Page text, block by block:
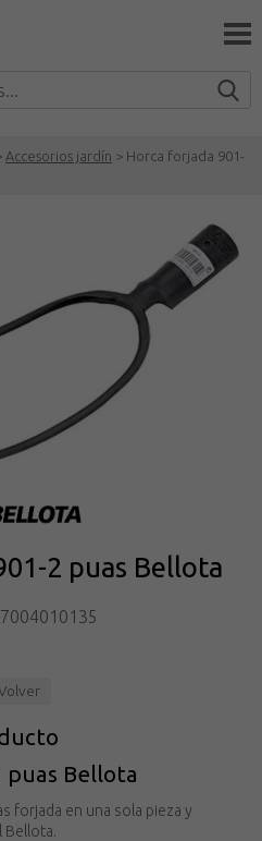
Accesorios jardín > Horca forjada 901-
2 puas Bellota
puas Bellota
forjada en una sola pieza y
Bellota.